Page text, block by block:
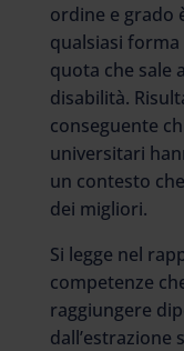
ordine e grado
qualsiasi
quota che sale
disabilità.
conseguente
universitari
un contesto
dei migliori.
Si legge nel
competenze
raggiungere
dall’estrazione